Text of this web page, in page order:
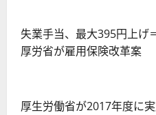
失業手当、最大395円上
厚労省が雇用保険改革案
厚生労働省が2017年度に